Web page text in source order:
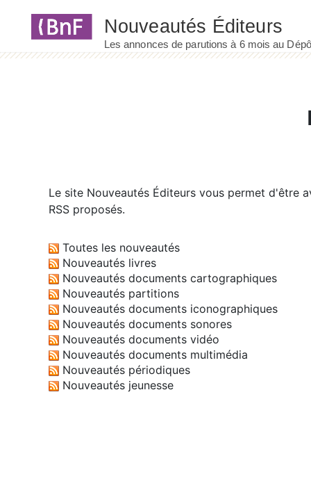
Le site Nouveautés Éditeurs vous permet d'être
RSS proposés.
Toutes les nouveautés
Nouveautés livres
Nouveautés documents cartographiques
Nouveautés partitions
Nouveautés documents iconographiques
Nouveautés documents sonores
Nouveautés documents vidéo
Nouveautés documents multimédia
Nouveautés périodiques
Nouveautés jeunesse